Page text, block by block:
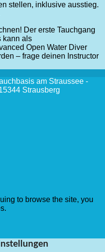
stellen, inklusive ausstieg.
Der erste Tauchgang
kann als
Open Water Diver
– frage deinen Instructor
am Straussee -
Strausberg
to browse the site, you